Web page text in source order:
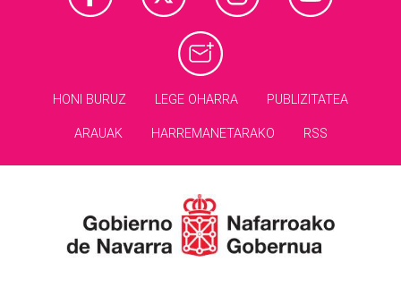
HONI BURUZ LEGE OHARRA PUBLIZITATEA
ARAUAK HARREMANETARAKO RSS